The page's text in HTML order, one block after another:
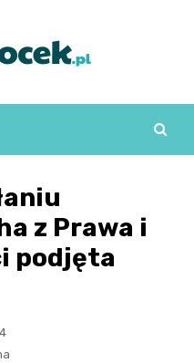
z Prawa i
podjęta